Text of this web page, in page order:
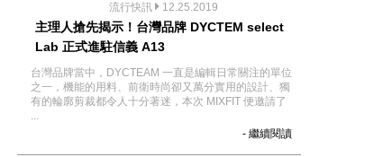
流行快訊 12.25.2019
主理人搶先揭示！台灣品牌 DYCTEM select
Lab 正式進駐信義 A13
台灣品牌當中，DYCTEAM 一直是編輯日常關注的單位
之一，機能的用料、前衛時尚卻又萬分實用的設計、獨
有的輪廓剪裁都令人十分著迷，本次 MIXFIT 便邀請了
...
- 繼續閱讀